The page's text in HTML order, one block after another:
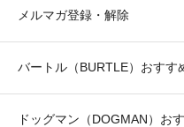
メルマガ登録・解除
バートル（BURTLE）おすす
ドッグマン（DOGMAN）お